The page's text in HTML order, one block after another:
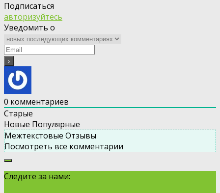
Подписаться
авторизуйтесь
Уведомить о
0 комментариев
Старые
Новые Популярные
Межтекстовые Отзывы
Посмотреть все комментарии
Следите за нами: